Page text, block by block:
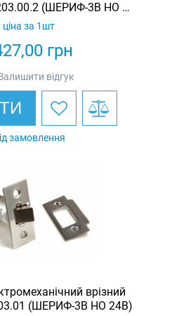
(ШЕРИФ-3В НО +
датчик)
грн
ціна за 1шт
відгук
замовлення
врізний
(ШЕРИФ-3В НО 24В)